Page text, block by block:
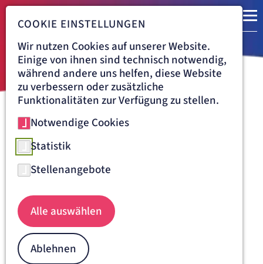
Navigationspfad
ARTEMED FACHKLINIK BAD OEYNHAUSEN
Qualität in der Fachklinik Bad
Oeynhausen
Medizinische Kompetenz. Reibungslose
Abläufe. Freundlichkeit.
COOKIE EINSTELLUNGEN
Wir nutzen Cookies auf unserer Website.
Einige von ihnen sind technisch notwendig,
während andere uns helfen, diese Website
zu verbessern oder zusätzliche
Funktionalitäten zur Verfügung zu stellen.
Notwendige Cookies
Statistik
Stellenangebote
Alle auswählen
Ablehnen